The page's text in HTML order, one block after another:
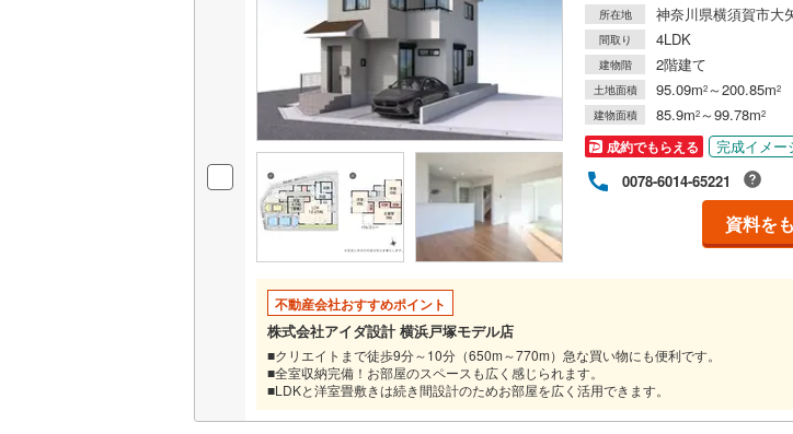
所在地 神奈川県横須賀市大
間取り 4LDK
建物階 2階建て
土地面積 95.09m2～200.85m2
建物面積 85.9m2～99.78m2
成約でもらえる
完成イメー
0078-6014-65221
資料を
不動産会社おすすめポイント
株式会社アイダ設計 横浜戸塚モデル店
■クリエイトまで徒歩9分～10分（650m～770m）急な買い物にも便利です。
■全室収納完備！お部屋のスペースも広く感じられます。
■LDKと洋室畳敷きは続き間設計のためお部屋を広く活用できます。